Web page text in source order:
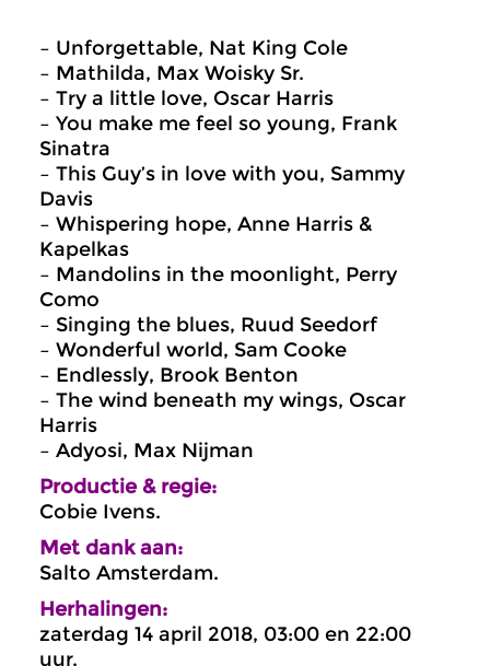
– Unforgettable, Nat King Cole
– Mathilda, Max Woisky Sr.
– Try a little love, Oscar Harris
– You make me feel so young, Frank
Sinatra
– This Guy’s in love with you, Sammy
Davis
– Whispering hope, Anne Harris &
Kapelkas
– Mandolins in the moonlight, Perry
Como
– Singing the blues, Ruud Seedorf
– Wonderful world, Sam Cooke
– Endlessly, Brook Benton
– The wind beneath my wings, Oscar
Harris
– Adyosi, Max Nijman
Productie & regie:
Cobie Ivens.
Met dank aan:
Salto Amsterdam.
Herhalingen:
zaterdag 14 april 2018, 03:00 en 22:00
uur.